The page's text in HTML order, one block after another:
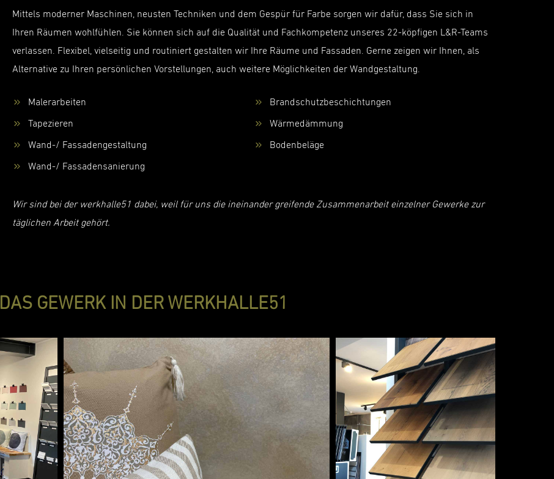
Mittels moderner Maschinen, neusten Techniken und dem Gespür für Farbe sorgen wir dafür, dass Sie sich in
Ihren Räumen wohlfühlen. Sie können sich auf die Qualität und Fachkompetenz unseres 22-köpfigen L&R-Teams
verlassen. Flexibel, vielseitig und routiniert gestalten wir Ihre Räume und Fassaden. Gerne zeigen wir Ihnen, als
Alternative zu Ihren persönlichen Vorstellungen, auch weitere Möglichkeiten der Wandgestaltung.
Malerarbeiten Brandschutzbeschichtungen
Tapezieren Wärmedämmung
Wand-/ Fassadengestaltung Bodenbeläge
Wand-/ Fassadensanierung
Wir sind bei der werkhalle51 dabei, weil für uns die ineinander greifende Zusammenarbeit einzelner Gewerke zur
täglichen Arbeit gehört.
DAS GEWERK IN DER WERKHALLE51